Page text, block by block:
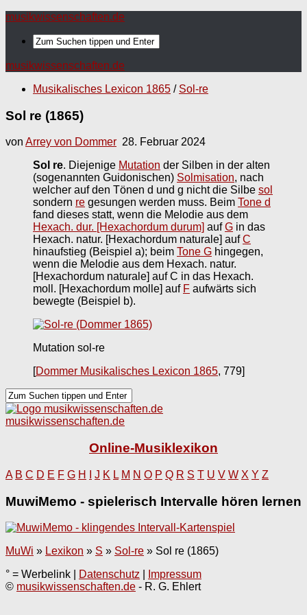
musikwissenschaften.de
musikwissenschaften.de
Musikalisches Lexicon 1865 / Sol-re
Sol re (1865)
von Arrey von Dommer 28. Februar 2024
Sol re. Diejenige Mutation der Silben in der alten
(sogenannten Guidonischen) Solmisation, nach
welcher auf den Tönen d und g nicht die Silbe sol
sondern re gesungen werden muss. Beim Tone d
fand dieses statt, wenn die Melodie aus dem
Hexach. dur. [Hexachordum durum] aufG in das
Hexach. natur. [Hexachordum naturale] aufC
hinaufstieg (Beispiel a); beim Tone G hingegen,
wenn die Melodie aus dem Hexach. natur.
[Hexachordum naturale] auf C in das Hexach.
moll. [Hexachordum molle] auf F aufwärts sich
bewegte (Beispiel b).
Mutation sol-re
[Dommer Musikalisches Lexicon 1865, 779]
musikwissenschaften.de
Online-Musiklexikon
A B C D E F G H J K L M N O P Q R S T U V W X Y Z
MuwiMemo - spielerisch Intervalle hören lernen
MuWi » Lexikon » S » Sol-re » Sol re (1865)
° = Werbelink |
Datenschutz
Impressum
© musikwissenschaften.de - R. G. Ehlert